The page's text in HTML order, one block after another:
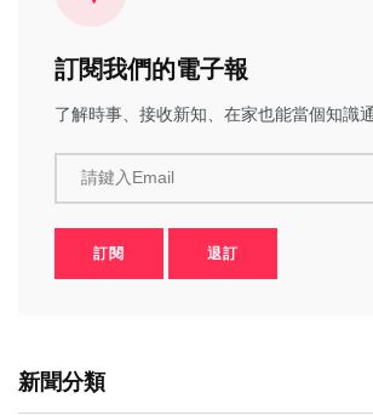
訂閱我們的電子報
了解時事、接收新知、在家也能當個知識通
請鍵入Email
訂閱 退訂
新聞分類